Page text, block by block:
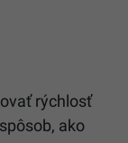
rýchlosť
ako